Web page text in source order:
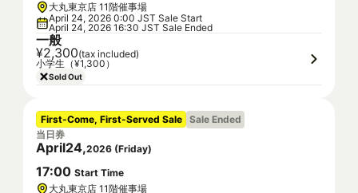
大丸東京店 11階催事場
April 24, 2026 0:00 JST Sale Start
April 24, 2026 16:30 JST Sale Ended
一般
¥2,300(tax included)
小学生（¥1,300）
Sold Out
First-Come, First-Served Sale Sale Ended
当日券
April24,2026 (Friday)
17:00 Start Time
大丸東京店 11階催事場